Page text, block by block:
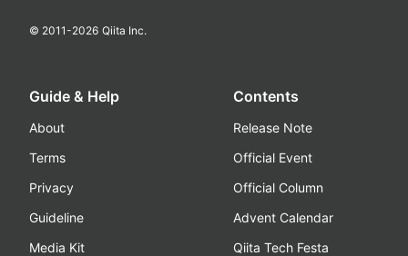
© 2011-2026 Qiita Inc.
Guide & Help
About
Terms
Privacy
Guideline
Media Kit
Contents
Release Note
Official Event
Official Column
Advent Calendar
Qiita Tech Festa